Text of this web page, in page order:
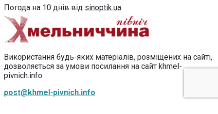
Погода на 10 днів від sinoptik.ua
Використання будь-яких матеріалів, розміщених на сайті,
дозволяється за умови посилання на сайт khmel-
pivnich.info
post@khmel-pivnich.info